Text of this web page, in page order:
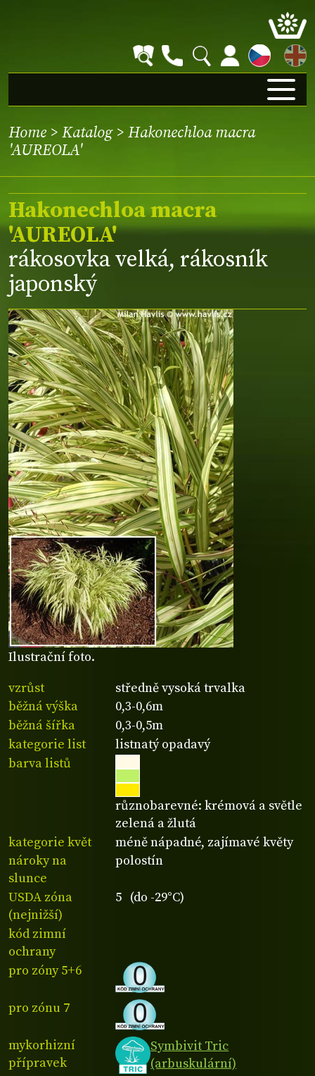
EN
Home > Katalog> Hakonechloa macra
'AUREOLA'
Ilustrační foto.
Hakonechloa macra
'AUREOLA'
rákosovka velká, rákosník
japonský
vzrůst
středně vysoká trvalka
běžná výška
0,3-0,6m
běžná šířka
0,3-0,5m
kategorie list
listnatý opadavý
barva listů
různobarevné: krémová a světle
zelená a žlutá
kategorie květ
méně nápadné, zajímavé květy
nároky na
slunce
polostín
USDA zóna
(nejnižší)
5 (do -29°C)
kód zimní
ochrany
pro zóny 5+6
pro zónu 7
mykorhizní
přípravek
Symbivit Tric
(arbuskulární)